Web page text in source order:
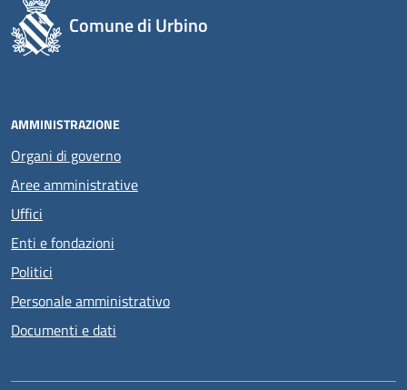
Comune di Urbino
AMMINISTRAZIONE
Organi di governo
Aree amministrative
Uffici
Enti e fondazioni
Politici
Personale amministrativo
Documenti e dati